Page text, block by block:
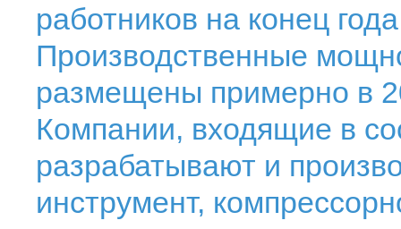
работников на конец
Производственные
размещены примерно в
Компании, входящие в
разрабатывают и
инструмент,